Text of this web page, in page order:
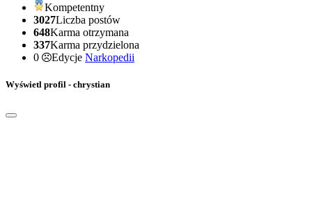
Kompetentny
3027Liczba postów
648Karma otrzymana
337Karma przydzielona
0
Edycje Narkopedii
Wyświetl profil - chrystian